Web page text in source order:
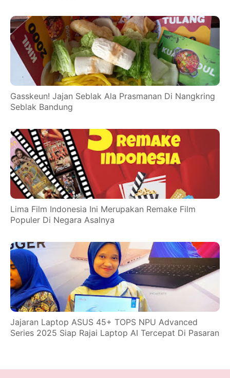
Gasskeun! Jajan Seblak Ala Prasmanan Di Nangkring
Seblak Bandung
Lima Film Indonesia Ini Merupakan Remake Film
Populer Di Negara Asalnya
Jajaran Laptop ASUS 45+ TOPS NPU Advanced
Series 2025 Siap Rajai Laptop AI Tercepat Di Pasaran